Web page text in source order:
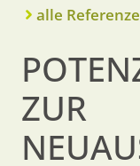
alle
ZUR